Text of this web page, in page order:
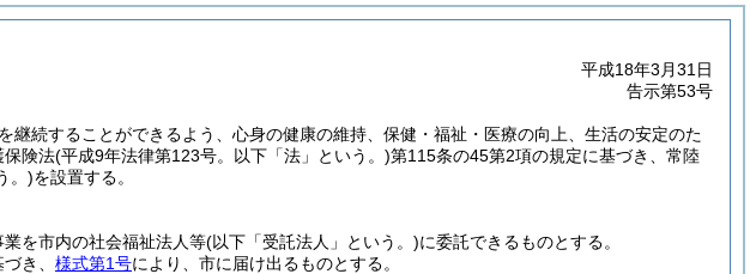
平成18年3月31日
告示第53号
継続することができるよう、心身の健康の維持、保健・福祉・医療の向上、生活の安定のた
保険法(平成9年法律第123号。以下「法」という。)第115条の45第2項の規定に基づき、常陸
。)を設置する。
を市内の社会福祉法人等(以下「受託法人」という。)に委託できるものとする。
き、 様式第1号により、市に届け出るものとする。